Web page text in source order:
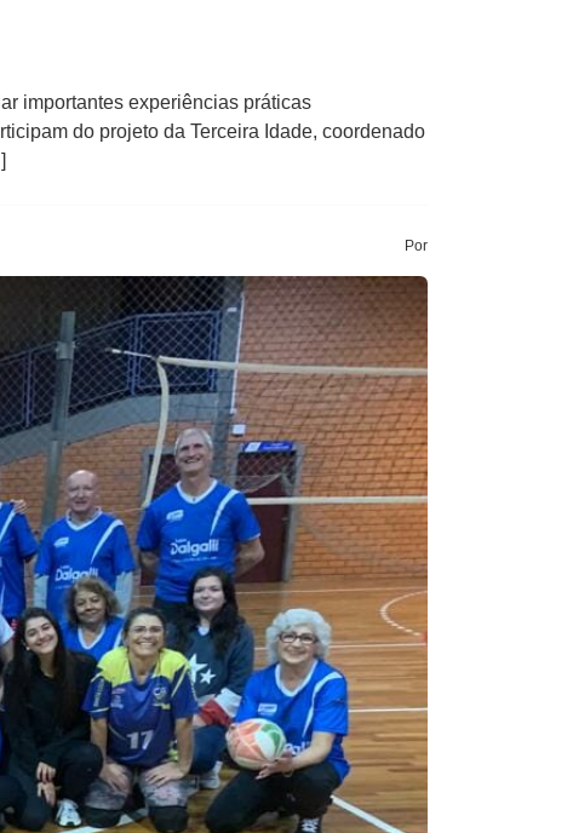
importantes experiências práticas
do projeto da Terceira Idade, coordenado
Por